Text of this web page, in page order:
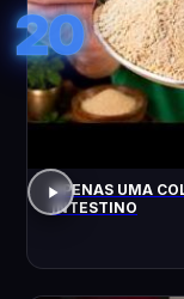
20
APENAS UMA
INTESTINO